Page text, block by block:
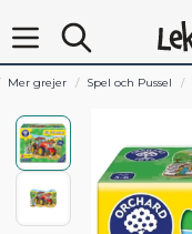
Mer grejer Spel och Pussel